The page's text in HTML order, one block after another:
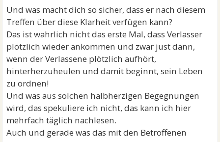
erhalten KLARHEIT... KLARHEIT die er jetzt aktuell
nicht hat und die ihn beschäftigen.
Und was macht dich so sicher, dass er nach diesem
Treffen über diese Klarheit verfügen kann?
Das ist wahrlich nicht das erste Mal, dass Verlasser
plötzlich wieder ankommen und zwar just dann,
wenn der Verlassene plötzlich aufhört,
hinterherzuheulen und damit beginnt, sein Leben
zu ordnen!
Und was aus solchen halbherzigen Begegnungen
wird, das spekuliere ich nicht, das kann ich hier
mehrfach täglich nachlesen.
Auch und gerade was das mit den Betroffenen